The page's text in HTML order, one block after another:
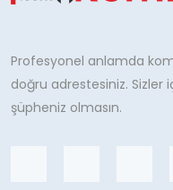
Profesyonel anlamda
doğru adrestesiniz.
şüpheniz olmasın.